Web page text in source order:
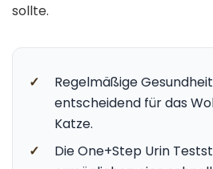
sollte.
✓
Regelmäßige
entscheidend für das
Katze.
✓
Die One+Step Urin